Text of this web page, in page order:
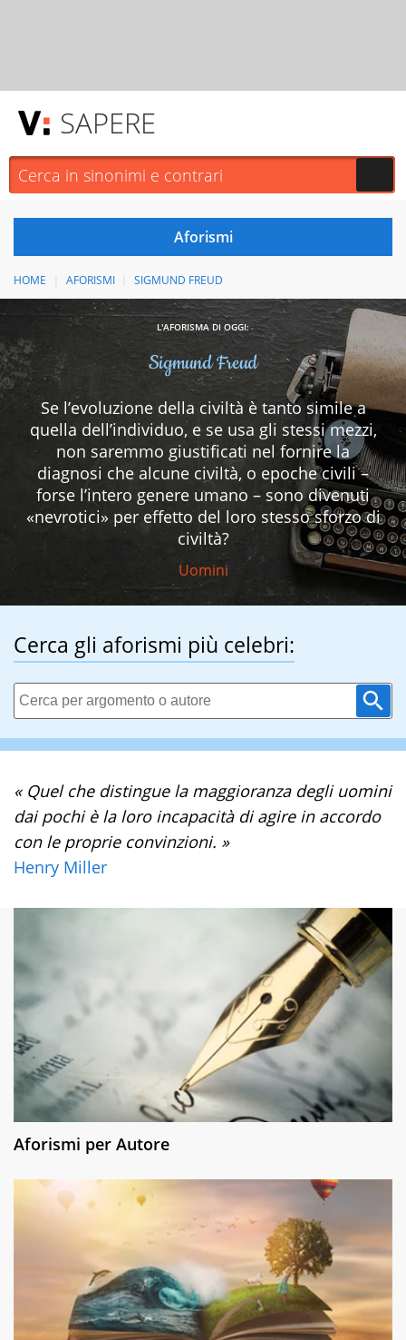
SAPERE
HOME AFORISMI SIGMUND FREUD
L'AFORISMA DI OGGI:
Sigmund Freud
Se l’evoluzione della civiltà è tanto simile a
quella dell’individuo, e se usa gli stessi mezzi,
non saremmo giustificati nel fornire la
diagnosi che alcune civiltà, o epoche civili –
forse l’intero genere umano – sono divenuti
«nevrotici» per effetto del loro stesso sforzo di
civiltà?
Uomini
Cerca gli aforismi più celebri:
« Quel che distingue la maggioranza degli uomini
dai pochi è la loro incapacità di agire in accordo
con le proprie convinzioni. »
Henry Miller
Aforismi per Autore